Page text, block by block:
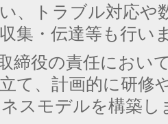
、トラブル対応や
集・伝達等も行い
締役の責任におい
て、計画的に研修
スモデルを構築し